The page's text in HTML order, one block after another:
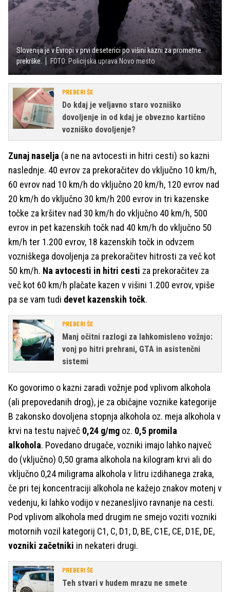
Slovenija je v Evropi v prvi deseterici po višini kazni za prometne
prekrške.
FOTO: Policijska uprava Novo mesto
PREBERI ŠE
Do kdaj je veljavno staro vozniško
dovoljenje in od kdaj je obvezno kartično
vozniško dovoljenje?
Zunaj naselja (a ne na avtocesti in hitri cesti) so kazni
naslednje. 40 evrov za prekoračitev do vključno 10 km/h,
60 evrov nad 10 km/h do vključno 20 km/h, 120 evrov nad
20 km/h do vključno 30 km/h 200 evrov in tri kazenske
točke za kršitev nad 30 km/h do vključno 40 km/h, 500
evrov in pet kazenskih točk nad 40 km/h do vključno 50
km/h ter 1.200 evrov, 18 kazenskih točk in odvzem
vozniškega dovoljenja za prekoračitev hitrosti za več kot
50 km/h. Na avtocesti in hitri cesti za prekoračitev za
več kot 60 km/h plačate kazen v višini 1.200 evrov, vpiše
pa se vam tudi devet kazenskih točk.
PREBERI ŠE
Manj očitni razlogi za lahkomisleno vožnjo:
vonj po hitri prehrani, GTA in asistenčni
sistemi
Ko govorimo o kazni zaradi vožnje pod vplivom alkohola
(ali prepovedanih drog), je za običajne voznike kategorije
B zakonsko dovoljena stopnja alkohola oz. meja alkohola v
krvi na testu največ 0,24 g/mg oz. 0,5 promila
alkohola. Povedano drugače, vozniki imajo lahko največ
do (vključno) 0,50 grama alkohola na kilogram krvi ali do
vključno 0,24 miligrama alkohola v litru izdihanega zraka,
če pri tej koncentraciji alkohola ne kažejo znakov motenj v
vedenju, ki lahko vodijo v nezanesljivo ravnanje na cesti.
Pod vplivom alkohola med drugim ne smejo voziti vozniki
motornih vozil kategorij C1, C, D1, D, BE, C1E, CE, D1E, DE,
vozniki začetniki in nekateri drugi.
PREBERI ŠE
Teh stvari v hudem mrazu ne smete